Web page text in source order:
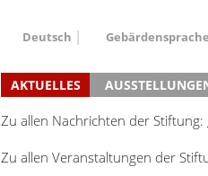
AKTUELLES
Klinkerwerk
Deutsch
English
Français
Español
Gebärdensprache
Zu allen Nachrichten der Stiftung:
Zu allen Veranstaltungen der